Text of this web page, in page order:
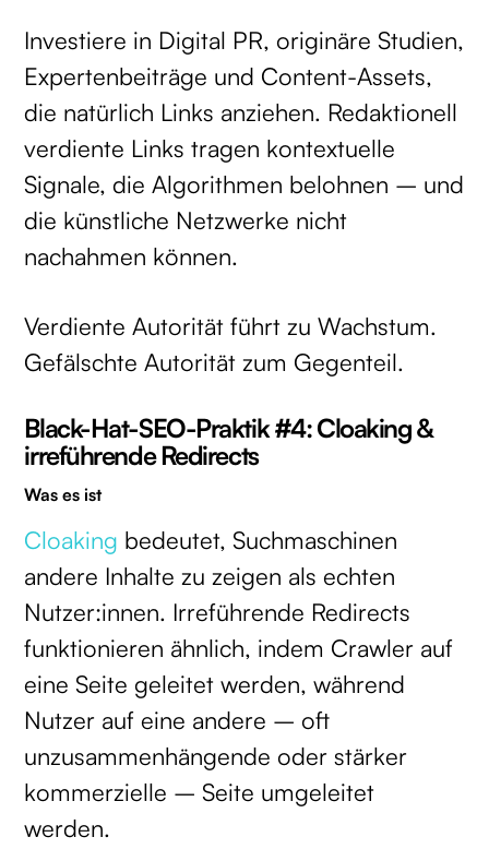
Investiere in Digital PR, originäre Studien,
Expertenbeiträge und Content-Assets,
die natürlich Links anziehen. Redaktionell
verdiente Links tragen kontextuelle
Signale, die Algorithmen belohnen – und
die künstliche Netzwerke nicht
nachahmen können.
Verdiente Autorität führt zu Wachstum.
Gefälschte Autorität zum Gegenteil.
Black-Hat-SEO-Praktik #4: Cloaking &
irreführende Redirects
Was es ist
Cloaking bedeutet, Suchmaschinen
andere Inhalte zu zeigen als echten
Nutzer:innen. Irreführende Redirects
funktionieren ähnlich, indem Crawler auf
eine Seite geleitet werden, während
Nutzer auf eine andere – oft
unzusammenhängende oder stärker
kommerzielle – Seite umgeleitet
werden.